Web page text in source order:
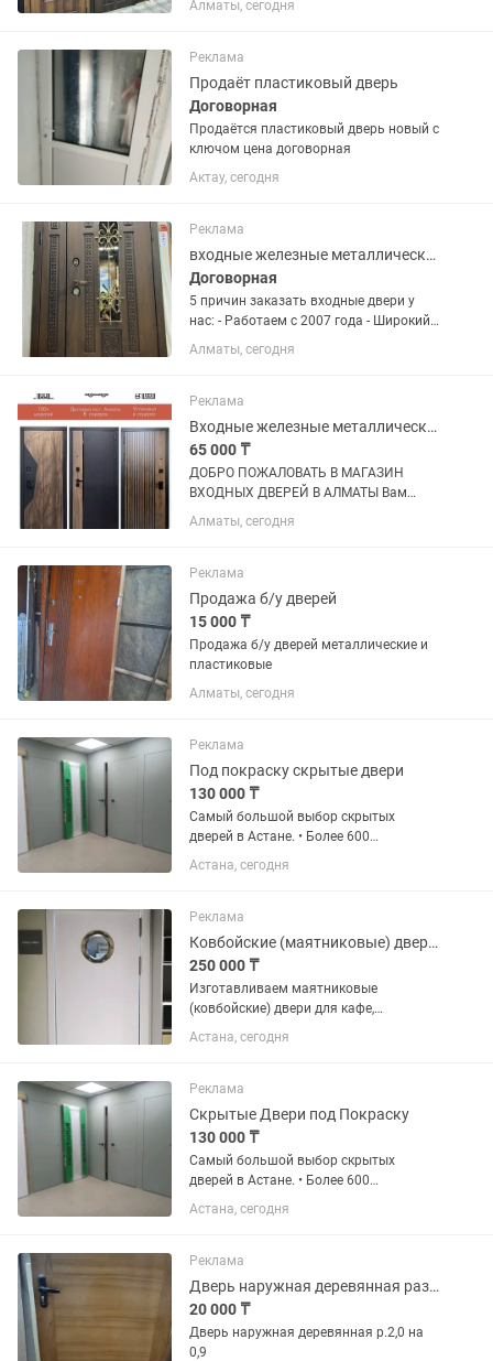
склада! Производства Россия
Алматы, сегодня
Реклама
Продаёт пластиковый дверь
Договорная
Продаётся пластиковый дверь новый с
ключом цена договорная
Актау, сегодня
Реклама
входные железные металлические стальные двери
Договорная
5 причин заказать входные двери у
нас: - Работаем с 2007 года - Широкий
ассортимент - Работаем без выходных
- Доставка и установка - Гарантия в
предлагаем? В...
Алматы, сегодня
Реклама
Входные железные металлические стальные двери
65 000 ₸
ДОБРО ПОЖАЛОВАТЬ В МАГАЗИН
ВХОДНЫХ ДВЕРЕЙ В АЛМАТЫ Вам
нужно купить двери в Алматы, но не
хочется ради этого ехать на
строймаркетам? Зачем тратить выхи
день на многочасовые...
Алматы, сегодня
Реклама
Продажа б/у дверей
15 000 ₸
Продажа б/у дверей металлические и
пластиковые
Алматы, сегодня
Реклама
Под покраску скрытые двери
130 000 ₸
Самый большой выбор скрытых
дверей в Астане. • Более 600
выполненных заказов. • В наличии
двери высотой 2000мм, 2200мм,
дверей высотой до 3000 мм под заказ
за 10...
Астана, сегодня
Реклама
Ковбойские (маятниковые) двери для кафе и ресторанов
250 000 ₸
Изготавливаем маятниковые
(ковбойские) двери для кафе,
ресторанов, баров и кухонь HoReCa.
Двери открываются в обе стороны,
персонала. Оснащаются круглым...
Астана, сегодня
Реклама
Скрытые Двери под Покраску
130 000 ₸
Самый большой выбор скрытых
дверей в Астане. • Более 600
выполненных заказов. • В наличии
двери высотой 2000мм, 2200мм,
дверей высотой до 3000 мм под заказ
за 10...
Астана, сегодня
Реклама
Дверь наружная деревянная размер 2,0 на 0,90
20 000 ₸
Дверь наружная деревянная р.2,0 на
0,9